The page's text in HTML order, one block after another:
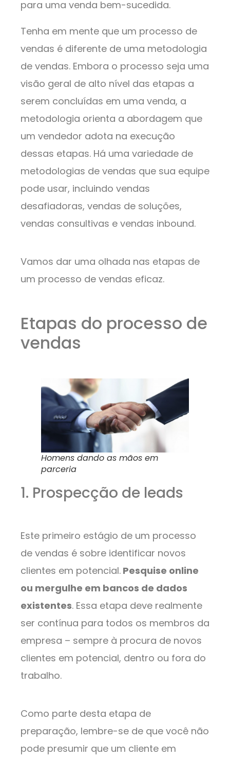
para uma venda bem-sucedida.
Tenha em mente que um processo de
vendas é diferente de uma metodologia
de vendas. Embora o processo seja uma
visão geral de alto nível das etapas a
serem concluídas em uma venda, a
metodologia orienta a abordagem que
um vendedor adota na execução
dessas etapas. Há uma variedade de
metodologias de vendas que sua equipe
pode usar, incluindo vendas
desafiadoras, vendas de soluções,
vendas consultivas e vendas inbound.
Vamos dar uma olhada nas etapas de
um processo de vendas eficaz.
Etapas do processo de
vendas
Homens dando as mãos em
parceria
1. Prospecção de leads
Este primeiro estágio de um processo
de vendas é sobre identificar novos
clientes em potencial. Pesquise online
ou mergulhe em bancos de dados
existentes. Essa etapa deve realmente
ser contínua para todos os membros da
empresa – sempre à procura de novos
clientes em potencial, dentro ou fora do
trabalho.
Como parte desta etapa de
preparação, lembre-se de que você não
pode presumir que um cliente em